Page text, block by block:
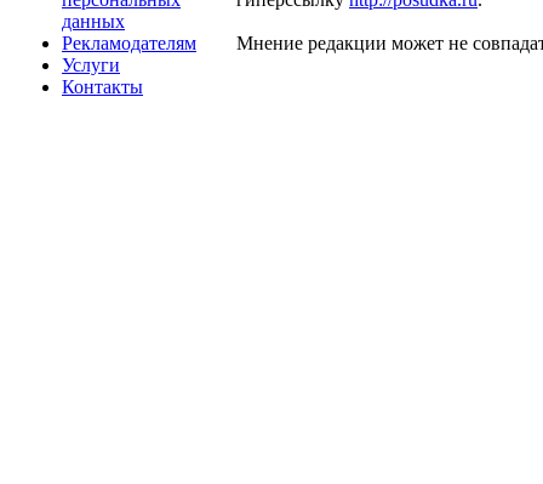
данных
Рекламодателям
Услуги
Контакты
Мнение редакции может не